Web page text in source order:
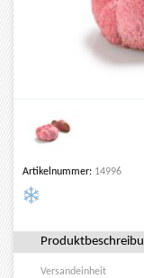
Artikelnummer: 14996
Versandeinheit